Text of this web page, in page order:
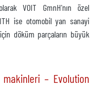
VOIT GmnH'nın özel
ise otomobil yan sanayi
döküm parçaların büyük
– Evolution